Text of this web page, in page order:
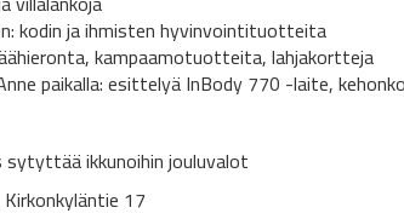
kodin ja ihmisten hyvinvointituotteita
kampaamotuotteita, lahjakortteja
paikalla: esittelyä InBody 770 -laite,
ikkunoihin jouluvalot
Kirkonkyläntie 17